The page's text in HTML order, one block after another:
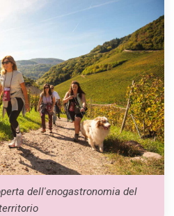
dell'enogastronomia del